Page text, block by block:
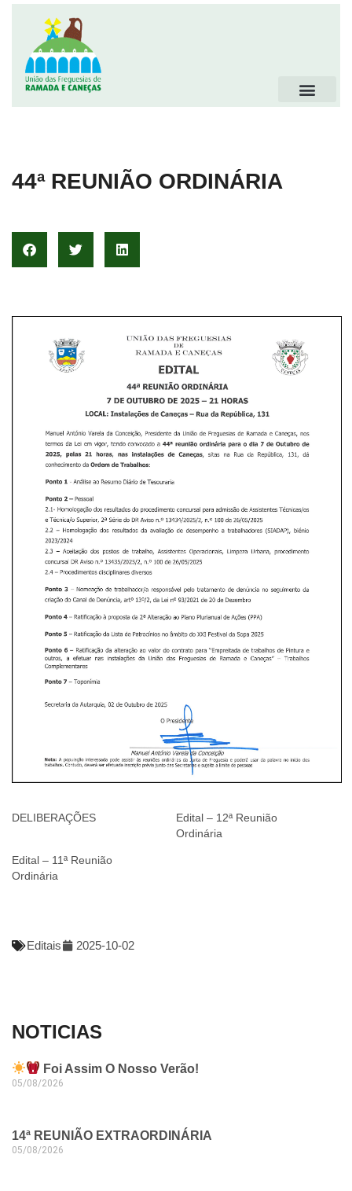
44ª REUNIÃO ORDINÁRIA
DELIBERAÇÕES
Edital – 12ª Reunião
Ordinária
Edital – 11ª Reunião
Ordinária
Editais 2025-10-02
NOTICIAS
Foi Assim O Nosso Verão!
05/08/2026
14ª REUNIÃO EXTRAORDINÁRIA
05/08/2026